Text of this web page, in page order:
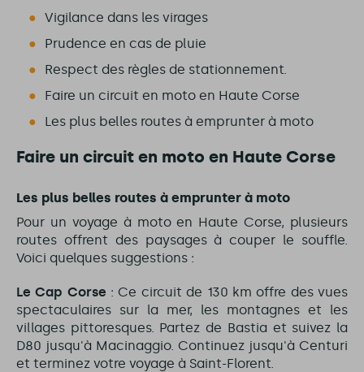
Vigilance dans les virages
Prudence en cas de pluie
Respect des règles de stationnement.
Faire un circuit en moto en Haute Corse
Les plus belles routes à emprunter à moto
Faire un circuit en moto en Haute Corse
Les plus belles routes à emprunter à moto
Pour un voyage à moto en Haute Corse, plusieurs
routes offrent des paysages à couper le souffle.
Voici quelques suggestions :
Le Cap Corse : Ce circuit de 130 km offre des vues
spectaculaires sur la mer, les montagnes et les
villages pittoresques. Partez de Bastia et suivez la
D80 jusqu'à Macinaggio. Continuez jusqu'à Centuri
et terminez votre voyage à Saint-Florent.